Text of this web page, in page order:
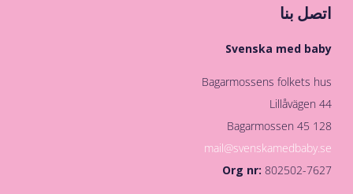
اتصل بنا
Svenska med baby
Bagarmossens folkets hus
Lillåvägen 44
128 45 Bagarmossen
mail@svenskamedbaby.se
Org nr:802502-7627